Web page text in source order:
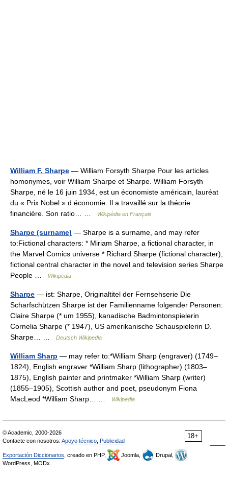
William F. Sharpe — William Forsyth Sharpe Pour les articles
homonymes, voir William Sharpe et Sharpe. William Forsyth
Sharpe, né le 16 juin 1934, est un économiste américain, lauréat
du « Prix Nobel » d économie. Il a travaillé sur la théorie
financière. Son ratio… …
Wikipédia en Français
Sharpe (surname) — Sharpe is a surname, and may refer
to:Fictional characters: * Miriam Sharpe, a fictional character, in
the Marvel Comics universe * Richard Sharpe (fictional character),
fictional central character in the novel and television series Sharpe
People …
Wikipedia
Sharpe — ist: Sharpe, Originaltitel der Fernsehserie Die
Scharfschützen Sharpe ist der Familienname folgender Personen:
Claire Sharpe (* um 1955), kanadische Badmintonspielerin
Cornelia Sharpe (* 1947), US amerikanische Schauspielerin D.
Sharpe… …
Deutsch Wikipedia
William Sharp — may refer to:*William Sharp (engraver) (1749–
1824), English engraver *William Sharp (lithographer) (1803–
1875), English painter and printmaker *William Sharp (writer)
(1855–1905), Scottish author and poet, pseudonym Fiona
MacLeod *William Sharp… …
Wikipedia
18+
© Academic, 2000-2026
Contacte con nosotros: Apoyo técnico Publicidad
Exportación Diccionarios , creado en PHP, Joomla,
Drupal,
WordPress, MODx.